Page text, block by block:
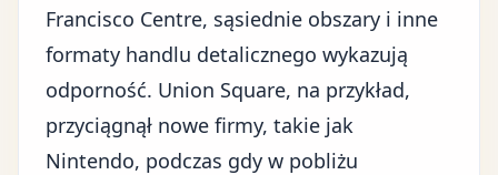
Francisco Centre, sąsiednie obszary i inne
formaty handlu detalicznego wykazują
odporność. Union Square, na przykład,
przyciągnął nowe firmy, takie jak
Nintendo, podczas gdy w pobliżu